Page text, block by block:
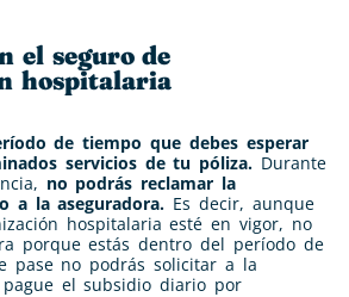
el seguro de
hospitalaria
de tiempo que debes esperar
servicios de tu póliza. Durante
no podrás reclamar la
a laaseguradora. Es decir, aunque
hospitalaria esté en vigor, no
porque estás dentro del período de
pase no podrás solicitar a la
el subsidio diario por